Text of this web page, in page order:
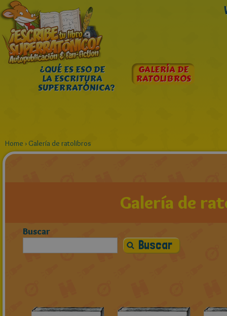
¿QUÉ ES ESO DE
LA ESCRITURA
SUPERRATÓNICA?
GALERÍA DE
RATOLIBROS
Home › Galería de ratolibros
Galería de
Buscar